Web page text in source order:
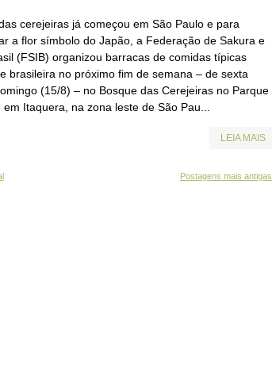
cerejeiras já começou em São Paulo e para
a flor símbolo do Japão, a Federação de Sakura e
(FSIB) organizou barracas de comidas típicas
brasileira no próximo fim de semana – de sexta
(15/8) – no Bosque das Cerejeiras no Parque
Itaquera, na zona leste de São Pau...
LEIA MAIS
Postagens mais antigas